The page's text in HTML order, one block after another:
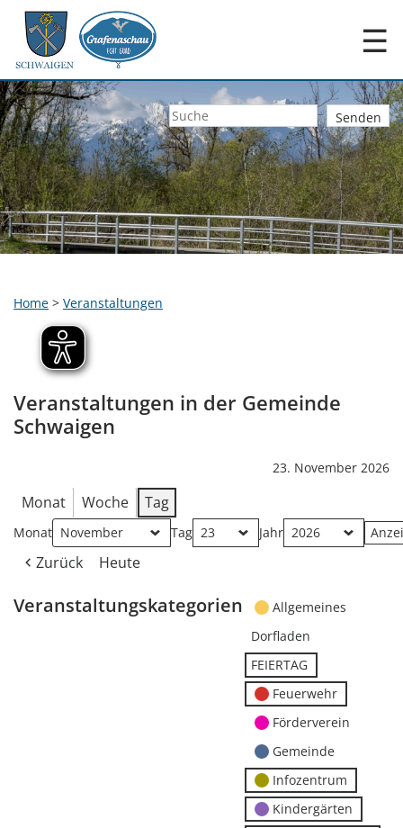
☰
Home > Veranstaltungen
Veranstaltungen in der Gemeinde
Schwaigen
23. November 2026
Monat Woche Tag
Monat Tag Jahr
Zurück Heute
Veranstaltungskategorien
Allgemeines
Dorfladen
FEIERTAG
Feuerwehr
Förderverein
Gemeinde
Infozentrum
Kindergärten